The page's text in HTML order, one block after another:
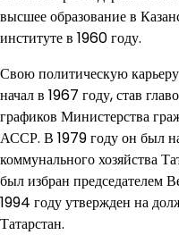
высшее образование в
институте в 1960 году.
Свою политическую
начал в 1967 году, став
графиков Министерства
АССР. В 1979 году он был
коммунального хозяйства
был избран председателем
1994 году утвержден на
Татарстан.